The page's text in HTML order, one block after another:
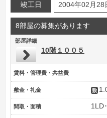
竣工日 2004年02月28
8部屋の募集があります
部屋詳細
10階１００５
賃料・管理費・共益費
敷金・礼金
間取・面積 1LD